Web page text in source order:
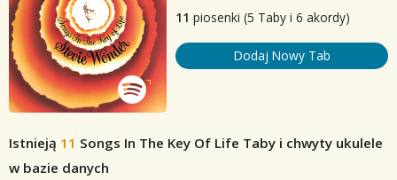
11 piosenki (5 Taby i 6 akordy)
Dodaj Nowy Tab
Istnieją 11 Songs In The Key Of Life Taby i chwyty ukulele
w bazie danych